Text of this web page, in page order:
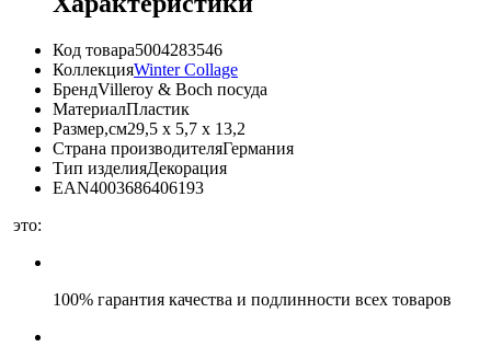
Код товара5004283546
КоллекцияWinter Collage
БрендVilleroy & Boch посуда
МатериалПластик
Размер,см29,5 x 5,7 x 13,2
Страна производителяГермания
Тип изделияДекорация
EAN4003686406193
это:
100% гарантия качества и подлинности всех товаров